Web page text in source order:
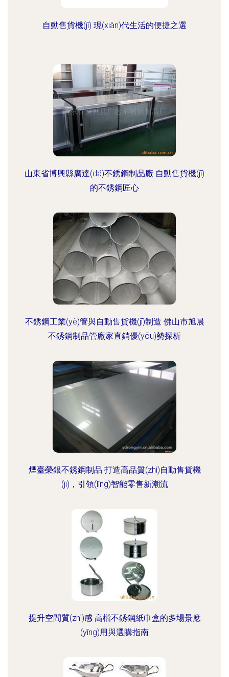
自動售貨機(jī) 現(xiàn)代生活的便捷之選
山東省博興縣廣達(dá)不銹鋼制品廠 自動售貨機(jī)
的不銹鋼匠心
不銹鋼工業(yè)管與自動售貨機(jī)制造 佛山市旭晨
不銹鋼制品管廠家直銷優(yōu)勢探析
煙臺榮銀不銹鋼制品 打造高品質(zhì)自動售貨機
(jī)，引領(lǐng)智能零售新潮流
提升空間質(zhì)感 高檔不銹鋼紙巾盒的多場景應
(yīng)用與選購指南